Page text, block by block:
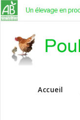
Accueil